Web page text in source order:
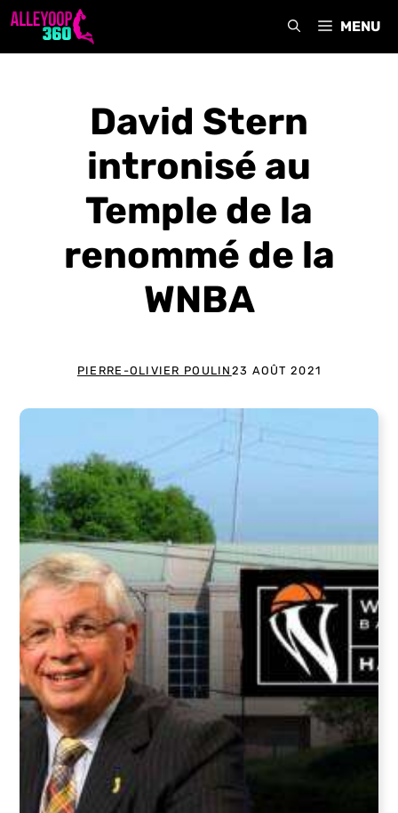
Aller
MENU
David Stern
intronisé au
Temple de la
renommé de la
WNBA
PIERRE-OLIVIER POULIN 23 AOÛT 2021